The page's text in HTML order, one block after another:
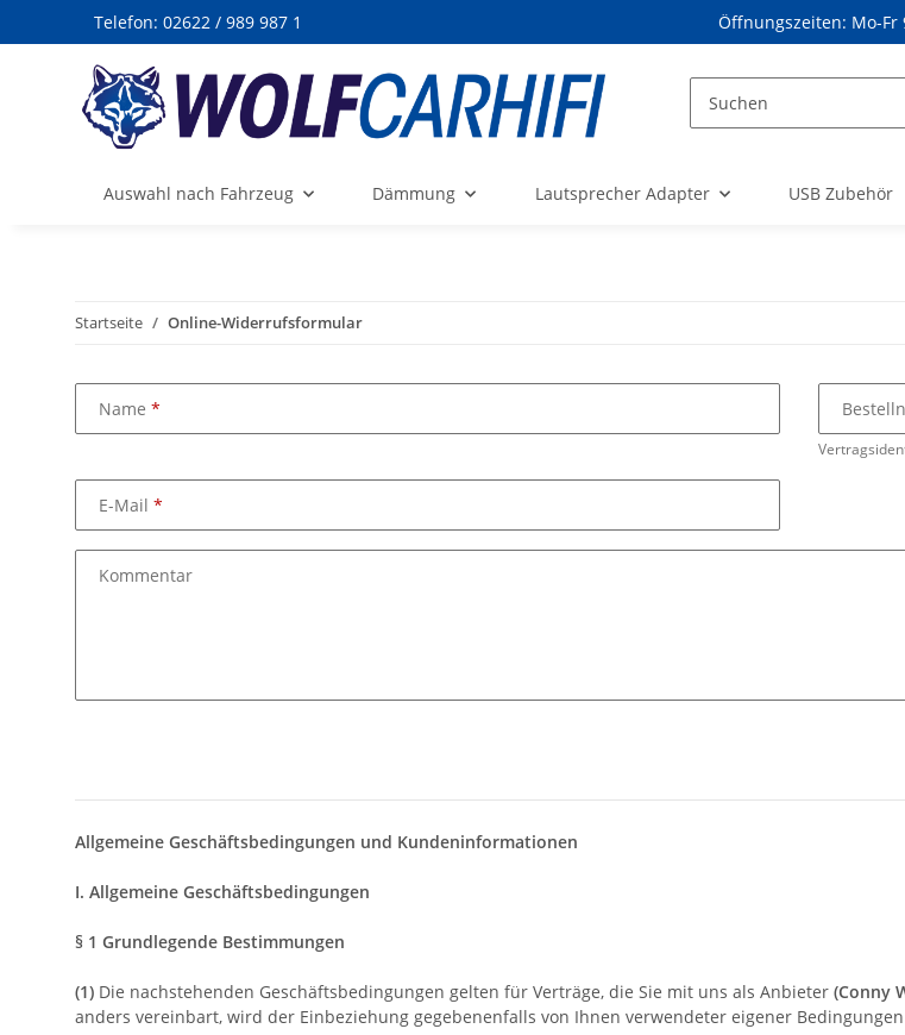
Öffnungszeiten: Mo-Fr
Telefon: 02622 / 989 987 1
Auswahl nach Fahrzeug Dämmung Lautsprecher Adapter USB Zubehör
Startseite Online-Widerrufsformular
Name
E-Mail
Kommentar
Allgemeine Geschäftsbedingungen und Kundeninformationen
I. Allgemeine Geschäftsbedingungen
§ 1 Grundlegende Bestimmungen
(1) Die nachstehenden Geschäftsbedingungen gelten für Verträge, die Sie mit uns als Anbieter (Conny
anders vereinbart, wird der Einbeziehung gegebenenfalls von Ihnen verwendeter eigener